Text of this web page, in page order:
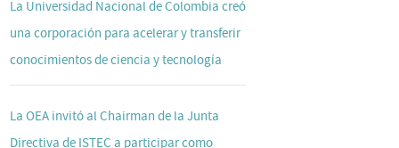
La Universidad Nacional de Colombia creó
una corporación para acelerar y transferir
conocimientos de ciencia y tecnología
La OEA invitó al Chairman de la Junta
Directiva de ISTEC a participar como